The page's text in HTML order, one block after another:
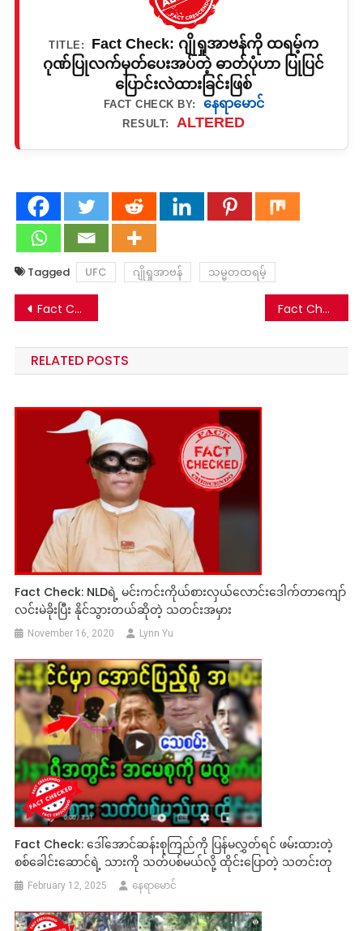
TITLE:
Fact Check: ဂျိုရှုအာဗန်ကို ထရမ့်က
ဂုဏ်ပြုလက်မှတ်ပေးအပ်တဲ့ ဓာတ်ပုံဟာ ပြုပြင်
ပြောင်းလဲထားခြင်းဖြစ်
FACT CHECK BY: နေရာမောင်
RESULT: ALTERED
Tagged UFC ဂျိုရှုအာဗန် သမ္မတထရမ့်
Post
navigation
Fact Check : ဒေါ်အောင်ဆန်းစုကြည်နဲ့ ဝမ်ယိ တွေ့ဆုံမှု ဗွီဒီယိုဟာ AI အသုံးပြု ဖန်တီးထားခြင်းဖြစ်တယ် Fact Check: မင်္ဂလာဒုံစစ်ဆေးရုံကို တော်လှန်ရေးတပ်ဖွဲ့တွေ ဝင်ရောက်တိုက်ခိုက်မှု သေဆုံးမှုများပြားဆိုတဲ့ သတင်းတု
RELATED POSTS
Fact Check: NLDရဲ့ မင်းကင်းကိုယ်စားလှယ်လောင်းဒေါက်တာကျော်
လင်းမဲခိုးပြီး နိုင်သွားတယ်ဆိုတဲ့ သတင်းအမှား
November 16, 2020 Lynn Yu
Fact Check: ဒေါ်အောင်ဆန်းစုကြည်ကို ပြန်မလွှတ်ရင် ဖမ်းထားတဲ့
စစ်ခေါင်းဆောင်ရဲ့ သားကို သတ်ပစ်မယ်လို့ ထိုင်းပြောတဲ့ သတင်းတု
February 12, 2025 နေရာမောင်